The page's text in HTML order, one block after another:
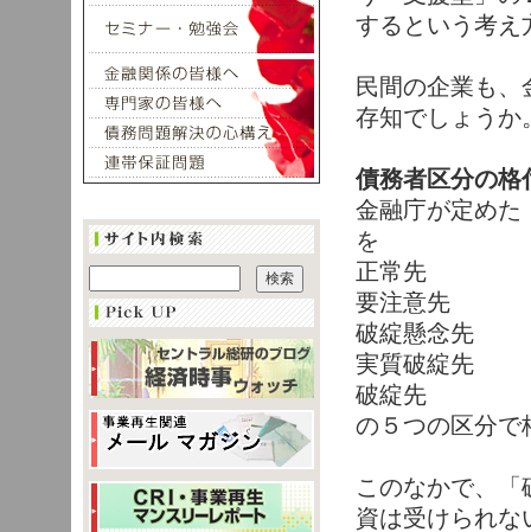
するという考え
民間の企業も
存知でしょうか
債務者区分の格
金融庁が定めた
を
正常先
要注意先
破綻懸念先
実質破綻先
破綻先
の５つの区分で
このなかで、
資は受けられな